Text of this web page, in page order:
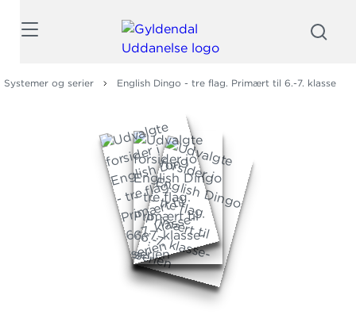
Systemer og serier English Dingo - tre flag. Primært til 6.-7. klasse